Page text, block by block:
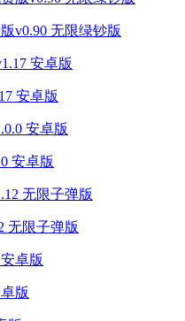
v0.90 无限绿钞版
安卓版
安卓版
无限子弹版
版